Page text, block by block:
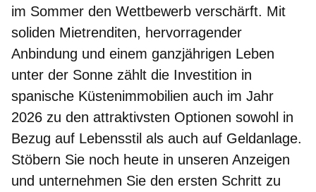
im Sommer den Wettbewerb verschärft. Mit
soliden Mietrenditen, hervorragender
Anbindung und einem ganzjährigen Leben
unter der Sonne zählt die Investition in
spanische Küstenimmobilien auch im Jahr
2026 zu den attraktivsten Optionen sowohl in
Bezug auf Lebensstil als auch auf Geldanlage.
Stöbern Sie noch heute in unseren Anzeigen
und unternehmen Sie den ersten Schritt zu